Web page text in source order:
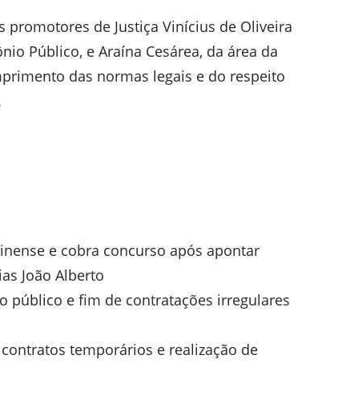
de Justiça Vinícius de Oliveira
Público, e Araína Cesárea, da área da
das normas legais e do respeito
e cobra concurso após apontar
João Alberto
público e fim de contratações irregulares
temporários e realização de